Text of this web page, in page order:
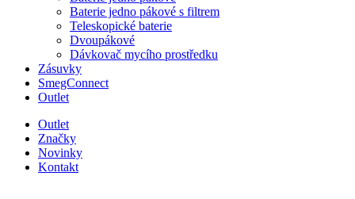
Baterie jedno pákové s filtrem
Teleskopické baterie
Dvoupákové
Dávkovač mycího prostředku
Zásuvky
SmegConnect
Outlet
Outlet
Značky
Novinky
Kontakt